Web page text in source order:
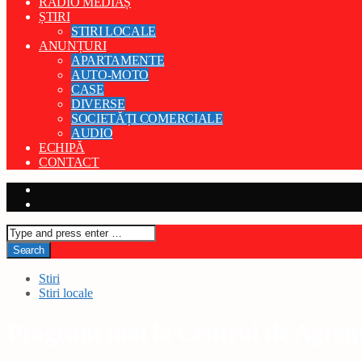
ȘTIRI
STIRI LOCALE
ANUNȚURI
APARTAMENTE
AUTO-MOTO
CASE
DIVERSE
SOCIETĂȚI COMERCIALE
AUDIO
ECHIPĂ
CONTACT
Stiri
Stiri locale